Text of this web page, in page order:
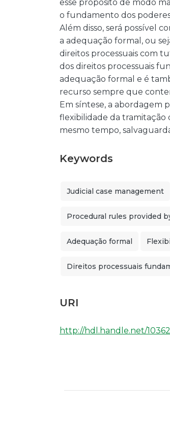
esse propósito de modo
o fundamento dos
Além disso, será possível
a adequação formal, ou
direitos processuais com
dos direitos processuais
adequação formal e é
recurso sempre que
Em síntese, a abordagem
flexibilidade da tramitação
mesmo tempo,
Keywords
Judicial case management
Procedural rules provided
Adequação formal
Direitos processuais
URI
http://hdl.handle.net/